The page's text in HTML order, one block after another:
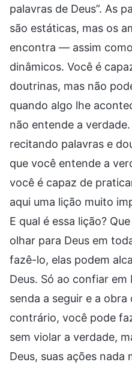
palavras de Deus”. As
são estáticas, mas os
encontra — assim
dinâmicos. Você é
doutrinas, mas não
quando algo lhe
não entende a
recitando palavras e
que você entende a
você é capaz de
aqui uma lição muito
E qual é essa lição?
olhar para Deus em
fazê-lo, elas podem
Deus. Só ao confiar em
senda a seguir e a
contrário, você pode
sem violar a verdade,
Deus, suas ações nada